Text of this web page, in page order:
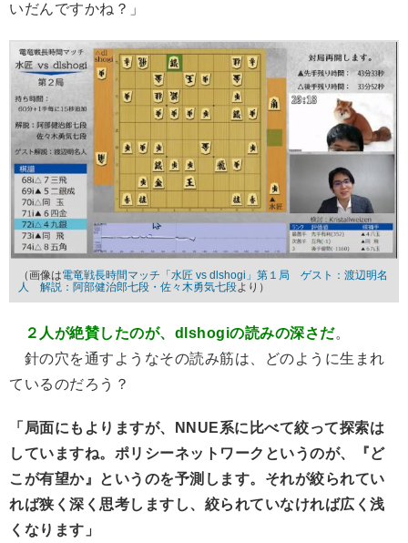
いだんですかね？」
（画像は電竜戦長時間マッチ「水匠 vs dlshogi」第１局 ゲスト：渡辺明名
人 解説：阿部健治郎七段・佐々木勇気七段より）
２人が絶賛したのが、dlshogiの読みの深さだ。
針の穴を通すようなその読み筋は、どのように生まれ
ているのだろう？
「局面にもよりますが、NNUE系に比べて絞って探索は
していますね。ポリシーネットワークというのが、『ど
こが有望か』というのを予測します。それが絞られてい
れば狭く深く思考しますし、絞られていなければ広く浅
くなります」